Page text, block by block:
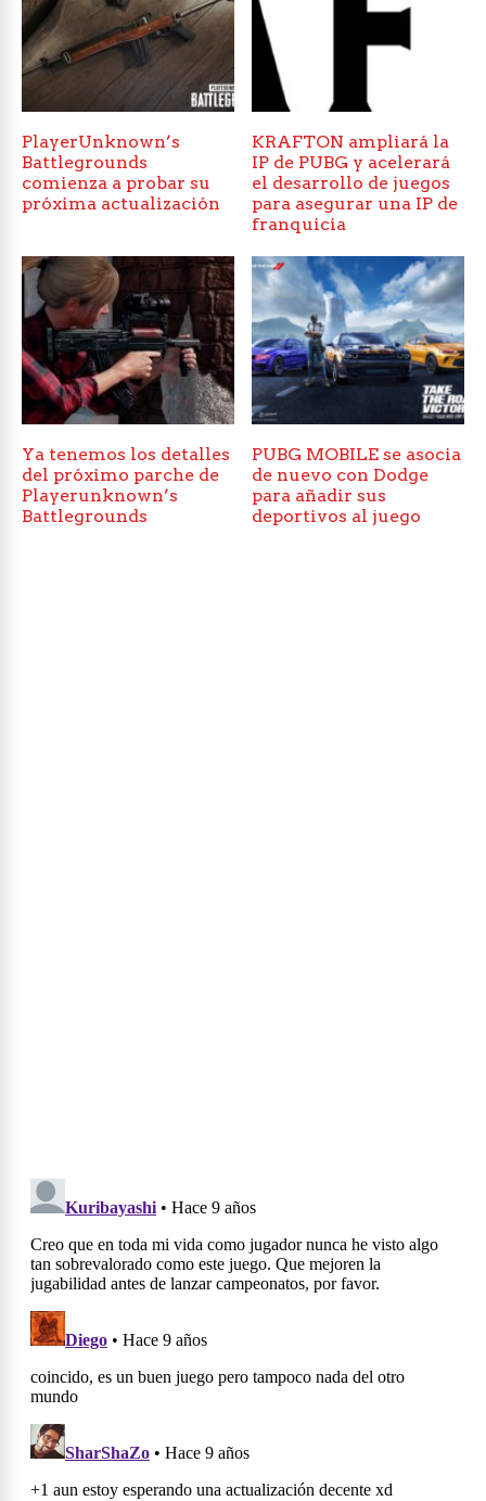
PlayerUnknown’s
Battlegrounds
comienza a probar su
próxima actualización
KRAFTON ampliará la
IP de PUBG y acelerará
el desarrollo de juegos
para asegurar una IP de
franquicia
Ya tenemos los detalles
del próximo parche de
Playerunknown’s
Battlegrounds
PUBG MOBILE se asocia
de nuevo con Dodge
para añadir sus
deportivos al juego